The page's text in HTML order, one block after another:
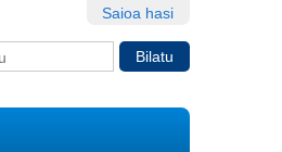
Saioa hasi